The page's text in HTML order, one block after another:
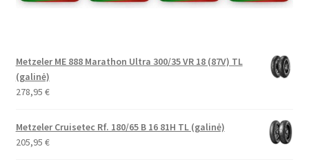
Metzeler ME 888 Marathon Ultra 300/35 VR 18 (87V) TL
(galinė)
278,95 €
Metzeler Cruisetec Rf. 180/65 B 16 81H TL (galinė)
205,95 €